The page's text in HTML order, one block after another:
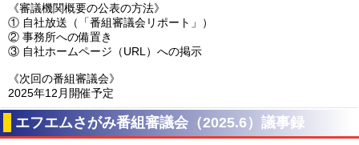
《審議機関概要の公表の方法》
① 自社放送（「番組審議会リポート」）
② 事務所への備置き
③ 自社ホームページ（URL）への掲示
《次回の番組審議会》
2025年12月開催予定
エフエムさがみ番組審議会（2025.6）議事録